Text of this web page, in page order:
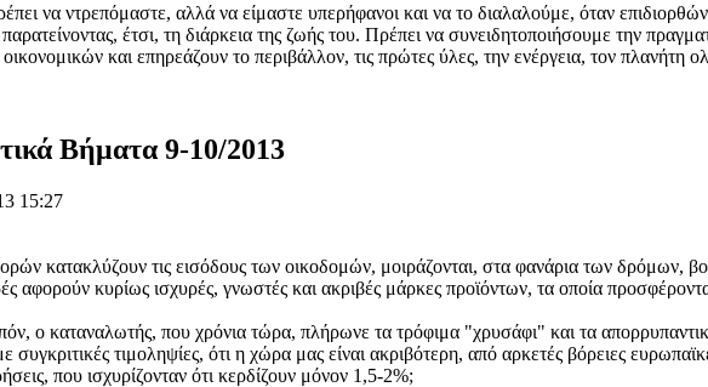
να ντρεπόμαστε, αλλά να είμαστε υπερήφανοι και να το διαλαλούμε, όταν
έτσι, τη διάρκεια της ζωής του. Πρέπει να συνειδητοποιήσουμε την
και επηρεάζουν το περιβάλλον, τις πρώτες ύλες, την ενέργεια, τον πλανήτη
Βήματα 9-10/2013
15:27
κατακλύζουν τις εισόδους των οικοδομών, μοιράζονται, στα φανάρια των δρόμων,
αφορούν κυρίως ισχυρές, γνωστές και ακριβές μάρκες προϊόντων, τα οποία
ο καταναλωτής, που χρόνια τώρα, πλήρωνε τα τρόφιμα "χρυσάφι" και τα
συγκριτικές τιμοληψίες, ότι η χώρα μας είναι ακριβότερη, από αρκετές βόρειες
που ισχυρίζονταν ότι κερδίζουν μόνον 1,5-2%;